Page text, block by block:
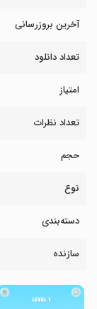
آخرین بروزرسانی
تعداد دانلود
امتیاز
تعداد نظرات
حجم
نوع
دسته‌بندی
سازنده